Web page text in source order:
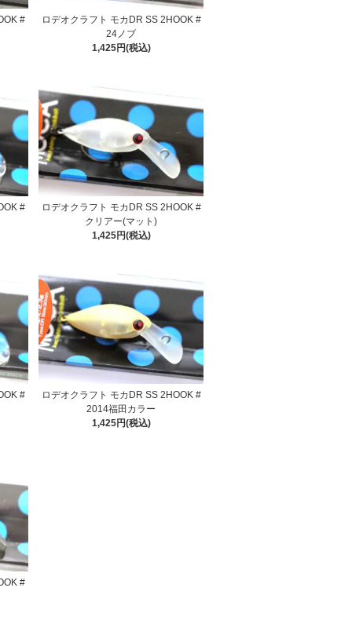
#
ロデオクラフト モカDR SS 2HOOK #
24ノブ
1,425円(税込)
#
ロデオクラフト モカDR SS 2HOOK #
クリアー(マット)
1,425円(税込)
#
ロデオクラフト モカDR SS 2HOOK #
2014福田カラー
1,425円(税込)
#